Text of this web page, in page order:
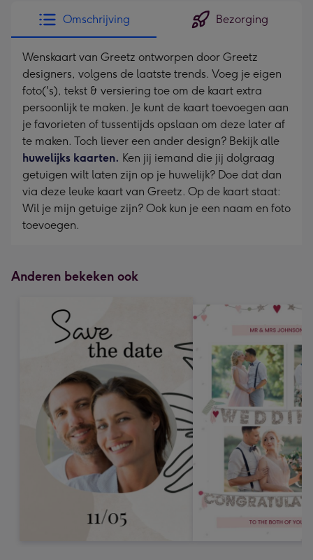
Dimensions:
118
x
166
mm
Omschrijving Bezorging
Wenskaart van Greetz ontworpen door Greetz
designers, volgens de laatste trends. Voeg je eigen
foto('s), tekst & versiering toe om de kaart extra
persoonlijk te maken. Je kunt de kaart toevoegen aan
je favorieten of tussentijds opslaan om deze later af
te maken. Toch liever een ander design? Bekijk alle
huwelijks kaarten. Ken jij iemand die jij dolgraag
getuigen wilt laten zijn op je huwelijk? Doe dat dan
via deze leuke kaart van Greetz. Op de kaart staat:
Wil je mijn getuige zijn? Ook kun je een naam en foto
toevoegen.
Anderen bekeken ook